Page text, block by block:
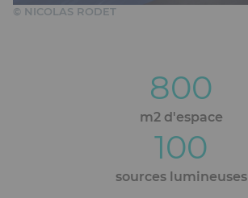
© NICOLAS RODET
800
m2 d'espace
100
sources lumineuses